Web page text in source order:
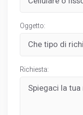
Oggetto:
Richiesta: